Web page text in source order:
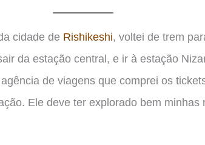
cidade de Rishikeshi, voltei de trem
da estação central, e ir à estação
de viagens que comprei os
Ele deve ter explorado bem minhas